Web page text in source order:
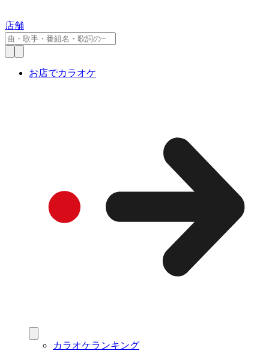
店舗
お店でカラオケ
カラオケランキング